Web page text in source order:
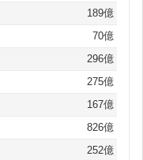
189億
70億
296億
275億
167億
826億
252億